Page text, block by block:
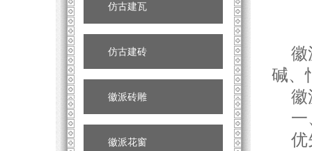
仿古建瓦
仿古建砖
徽派砖雕
徽派花窗
徽
碱、
徽
一
优